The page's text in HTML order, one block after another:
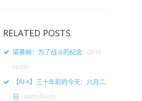
RELATED POSTS
梁慕娴：为了战斗的纪念 (2019-
06-03)
【RFA】三十年前的今天：六月二
日
(2019-06-01)